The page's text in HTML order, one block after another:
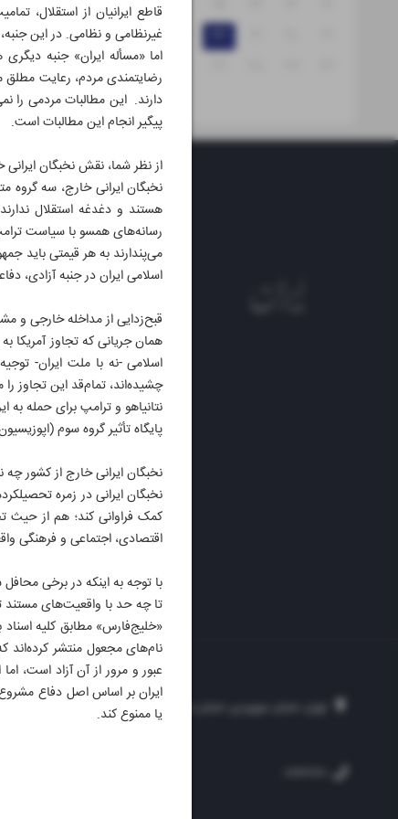
قاطع ایرانیان از استقلال،
غیرنظامی و نظامی. در این
اما «مسأله ایران» جنبه
رضایتمندی مردم، رعایت مطلق
دارند. این مطالبات مردمی را
پیگیر انجام این مطالبات است.
از نظر شما، نقش نخبگان
نخبگان ایرانی خارج، سه گروه
هستند و دغدغه استقلال
رسانه‌های همسو با سیاست
می‌پندارند به هر قیمتی باید
اسلامی ایران در جنبه آزادی،
قبح‌زدایی از مداخله خارجی و
همان جریانی که تجاوز آمریکا
اسلامی -‌نه با ملت ایران‌-
چشیده‌اند، تمام‌قد این تجاوز
نتانیاهو و ترامپ برای حمله به
پایگاه تأثیر گروه سوم
نخبگان ایرانی خارج از کشور چه
نخبگان ایرانی در زمره
کمک فراوانی کند؛ هم از حیث
اقتصادی، اجتماعی و فرهنگی
با توجه به اینکه در برخی
تا چه حد با واقعیت‌های
«خلیج‌فارس» مطابق کلیه
نام‌های مجعول منتشر
عبور و مرور از آن آزاد است،
ایران بر اساس اصل دفاع
یا ممنوع کند.
۱۷
۱۸
۲۴
۲۵
۳۱
تهران، خیابان سهروردی، خیابان خرمشهر، نرسیده به مصلی، موسسه فرهنگی-